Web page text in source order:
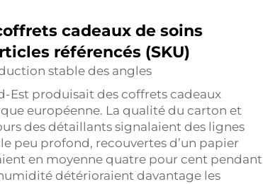
cadeaux de soins
référencés (SKU)
stable des angles
Est produisait des coffrets cadeaux
européenne. La qualité du carton et
des détaillants signalaient des lignes
peu profond, recouvertes d’un papier
en moyenne quatre pour cent pendant
détérioraient davantage les